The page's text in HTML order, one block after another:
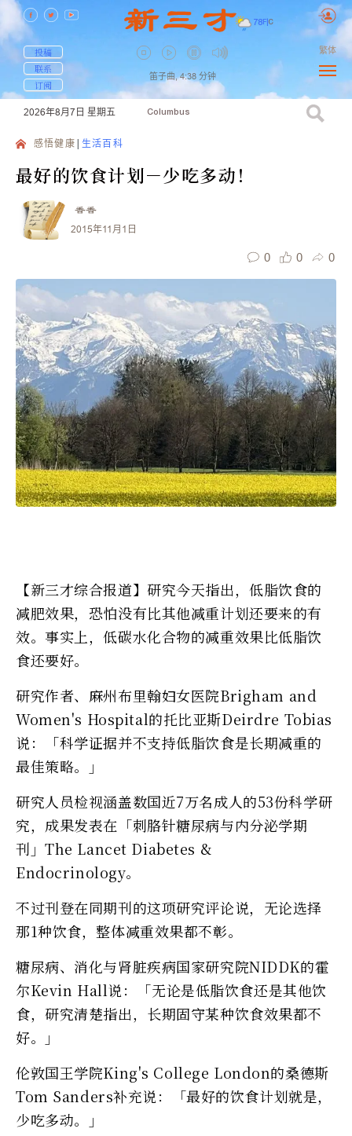
78F| C
投稿
联系
订阅
笛子曲, 4:38 分钟
繁体
2026年8月7日 星期五 Columbus
感悟健康 生活百科
最好的饮食计划－少吃多动！
香香
2015年11月1日
0 0 0
【新三才综合报道】研究今天指出，低脂饮食的
减肥效果，恐怕没有比其他减重计划还要来的有
效。事实上，低碳水化合物的减重效果比低脂饮
食还要好。
研究作者、麻州布里翰妇女医院Brigham and
Women's Hospital的托比亚斯Deirdre Tobias
说：「科学证据并不支持低脂饮食是长期减重的
最佳策略。」
研究人员检视涵盖数国近7万名成人的53份科学研
究，成果发表在「刺胳针糖尿病与内分泌学期
刊」The Lancet Diabetes &
Endocrinology。
不过刊登在同期刊的这项研究评论说，无论选择
那1种饮食，整体减重效果都不彰。
糖尿病、消化与肾脏疾病国家研究院NIDDK的霍
尔Kevin Hall说：「无论是低脂饮食还是其他饮
食，研究清楚指出，长期固守某种饮食效果都不
好。」
伦敦国王学院King's College London的桑德斯
Tom Sanders补充说：「最好的饮食计划就是，
少吃多动。」